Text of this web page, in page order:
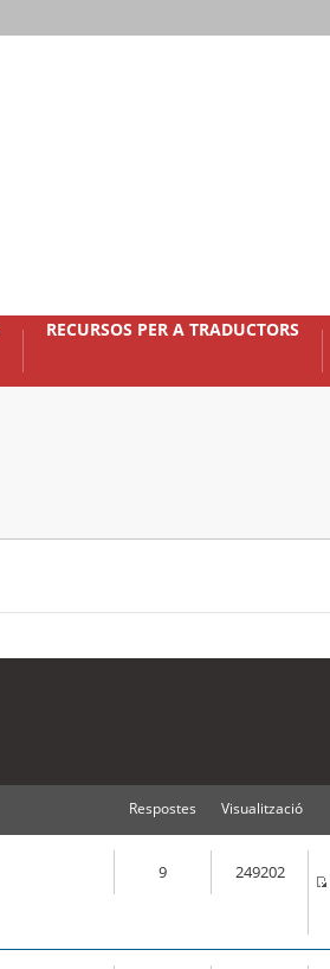
RECURSOS PER A TRADUCTORS
Respostes Visualització
9 249202